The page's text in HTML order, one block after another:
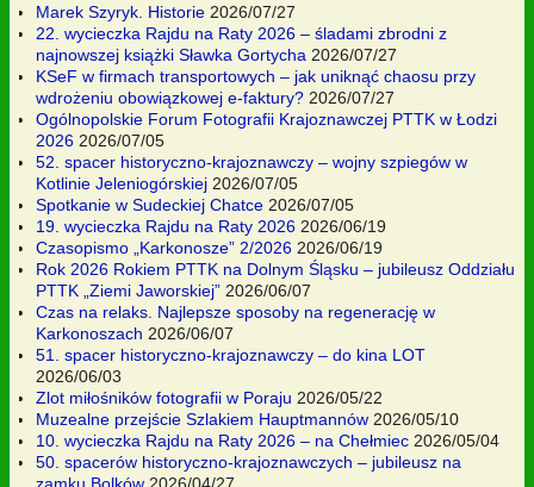
Marek Szyryk. Historie 2026/07/27
22. wycieczka Rajdu na Raty 2026 – śladami zbrodni z
najnowszej książki Sławka Gortycha 2026/07/27
KSeF w firmach transportowych – jak uniknąć chaosu przy
wdrożeniu obowiązkowej e-faktury? 2026/07/27
Ogólnopolskie Forum Fotografii Krajoznawczej PTTK w Łodzi
2026 2026/07/05
52. spacer historyczno-krajoznawczy – wojny szpiegów w
Kotlinie Jeleniogórskiej 2026/07/05
Spotkanie w Sudeckiej Chatce 2026/07/05
19. wycieczka Rajdu na Raty 2026 2026/06/19
Czasopismo „Karkonosze” 2/2026 2026/06/19
Rok 2026 Rokiem PTTK na Dolnym Śląsku – jubileusz Oddziału
PTTK „Ziemi Jaworskiej” 2026/06/07
Czas na relaks. Najlepsze sposoby na regenerację w
Karkonoszach 2026/06/07
51. spacer historyczno-krajoznawczy – do kina LOT
2026/06/03
Zlot miłośników fotografii w Poraju 2026/05/22
Muzealne przejście Szlakiem Hauptmannów 2026/05/10
10. wycieczka Rajdu na Raty 2026 – na Chełmiec 2026/05/04
50. spacerów historyczno-krajoznawczych – jubileusz na
zamku Bolków 2026/04/27